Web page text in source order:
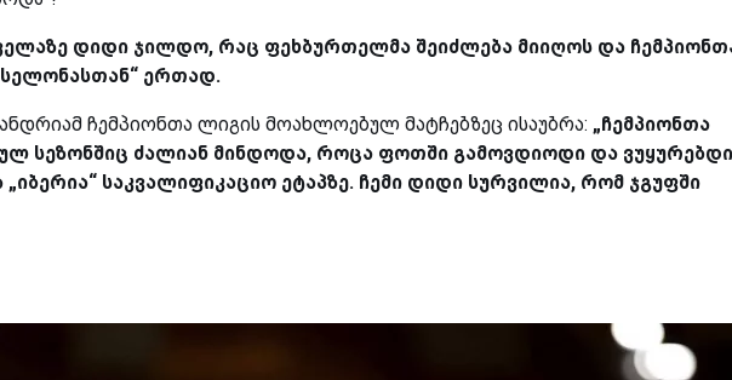
დიდი ჯილდო, რაც ფეხბურთელმა შეიძლება მიიღოს და
ერთად.
ჩემპიონთა ლიგის მოახლოებულ მატჩებზეც ისაუბრა: „ჩემპიონთა
სეზონშიც ძალიან მინდოდა, როცა ფოთში გამოვდიოდი და
საკვალიფიკაციო ეტაპზე. ჩემი დიდი სურვილია, რომ ჯგუფში